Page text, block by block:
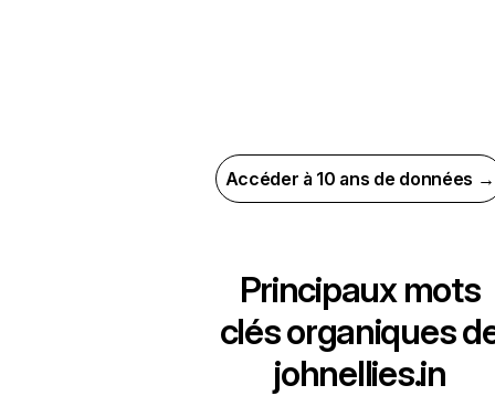
Accéder à 10 ans de données →
Principaux mots
clés organiques
johnellies.in